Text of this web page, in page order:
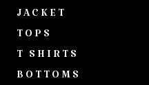
JACKET
TOPS
T SHIRTS
BOTTOMS